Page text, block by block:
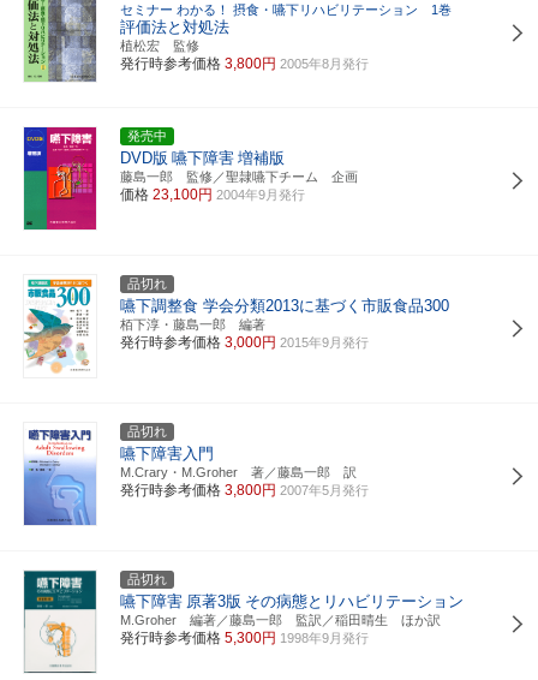
セミナー わかる！ 摂食・嚥下リハビリテーション 1巻
評価法と対処法
植松宏 監修
発行時参考価格 3,800円 2005年8月発行
発売中
DVD版 嚥下障害 増補版
藤島一郎 監修／聖隷嚥下チーム 企画
価格 23,100円 2004年9月発行
品切れ
嚥下調整食 学会分類2013に基づく市販食品300
栢下淳・藤島一郎 編著
発行時参考価格 3,000円 2015年9月発行
品切れ
嚥下障害入門
M.Crary・M.Groher 著／藤島一郎 訳
発行時参考価格 3,800円 2007年5月発行
品切れ
嚥下障害 原著3版 その病態とリハビリテーション
M.Groher 編著／藤島一郎 監訳／稲田晴生 ほか訳
発行時参考価格 5,300円 1998年9月発行